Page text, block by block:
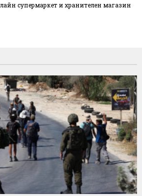
супермаркет и хранителен магазин